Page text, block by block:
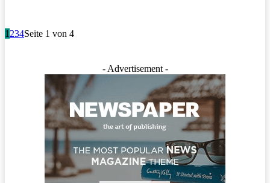
1 234Seite 1 von 4
- Advertisement -